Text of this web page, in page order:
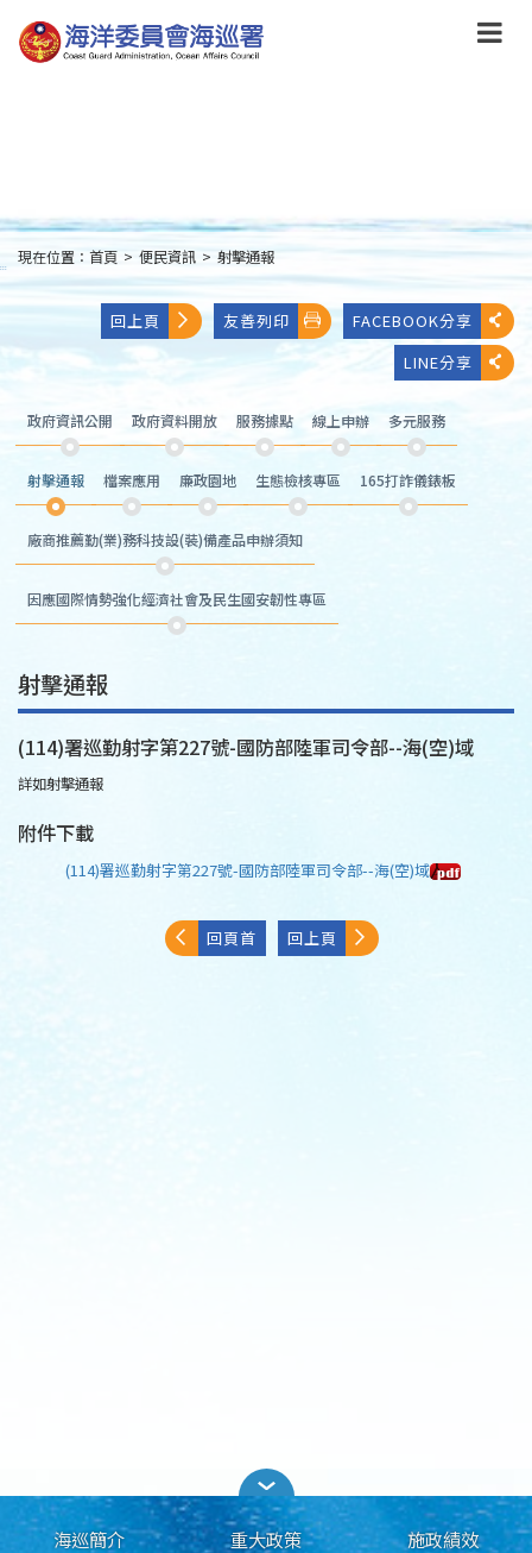
到
主
:::
現在位置： 首頁 > 便民資訊 > 射擊通報
回上頁 友善列印
FACEBOOK分享
LINE分享
政府資訊公開 政府資料開放 服務據點 線上申辦 多元服務
射擊通報 檔案應用 廉政園地 生態檢核專區 165打詐儀錶板
廠商推薦勤(業)務科技設(裝)備產品申辦須知
因應國際情勢強化經濟社會及民生國安韌性專區
射擊通報
(114)署巡勤射字第227號-國防部陸軍司令部--海(空)域
詳如射擊通報
附件下載
(114)署巡勤射字第227號-國防部陸軍司令部--海(空)域
回頁首 回上頁
海巡簡介 重大政策 施政績效